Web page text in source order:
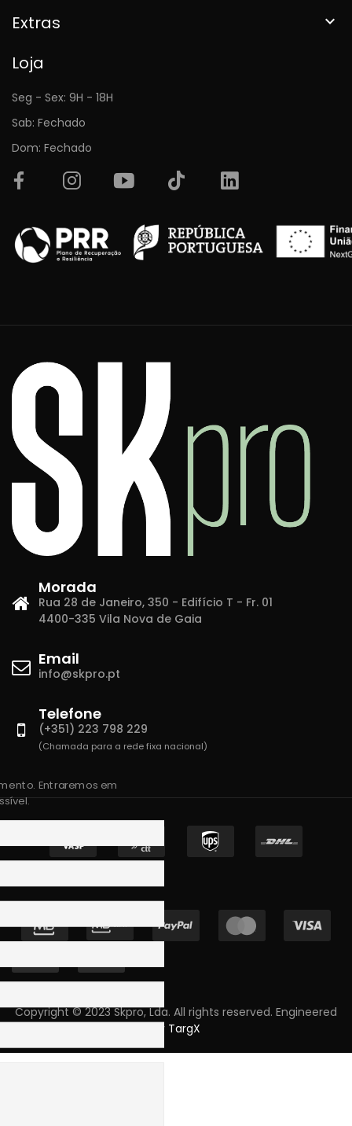
Extras 
Loja
Seg - Sex: 9H - 18H
Sab: Fechado
Dom: Fechado
Morada
Rua 28 de Janeiro, 350 - Edifício T - Fr. 01
4400-335 Vila Nova de Gaia
Email
info@skpro.pt
Telefone
(+351) 223 798 229
(Chamada para a rede fixa nacional)
Copyright © 2023 Skpro, Lda. All rights reserved. Engineered
by TargX
Entraremos em